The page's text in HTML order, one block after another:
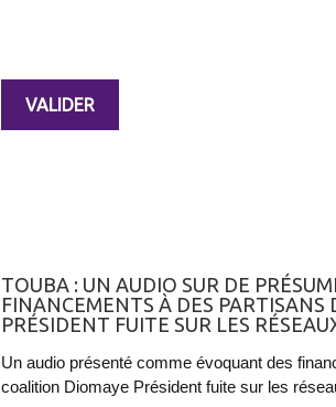
TOUBA : UN AUDIO SUR DE
FINANCEMENTS À DES PARTISANS
PRÉSIDENT FUITE SUR LES
Un audio présenté comme évoquant des
coalition Diomaye Président fuite sur les